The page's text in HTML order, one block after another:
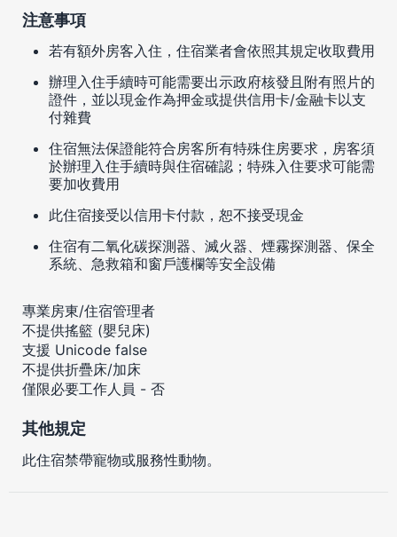
注意事項
若有額外房客入住，住宿業者會依照其規定收取費用
辦理入住手續時可能需要出示政府核發且附有照片的
證件，並以現金作為押金或提供信用卡/金融卡以支
付雜費
住宿無法保證能符合房客所有特殊住房要求，房客須
於辦理入住手續時與住宿確認；特殊入住要求可能需
要加收費用
此住宿接受以信用卡付款，恕不接受現金
住宿有二氧化碳探測器、滅火器、煙霧探測器、保全
系統、急救箱和窗戶護欄等安全設備
專業房東/住宿管理者
不提供搖籃 (嬰兒床)
支援 Unicode false
不提供折疊床/加床
僅限必要工作人員 - 否
其他規定
此住宿禁帶寵物或服務性動物。